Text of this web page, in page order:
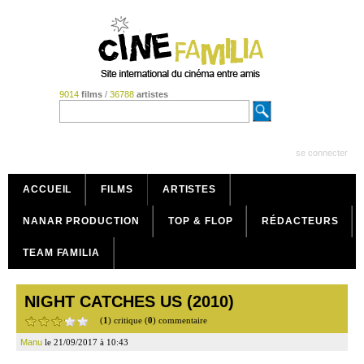
9014 films/ 36788 artistes
se connecter
ACCUEIL FILMS ARTISTES
NANAR PRODUCTION TOP & FLOP RÉDACTEURS
TEAM FAMILIA
NIGHT CATCHES US (2010)
(1) critique (0) commentaire
Manu le 21/09/2017 à 10:43